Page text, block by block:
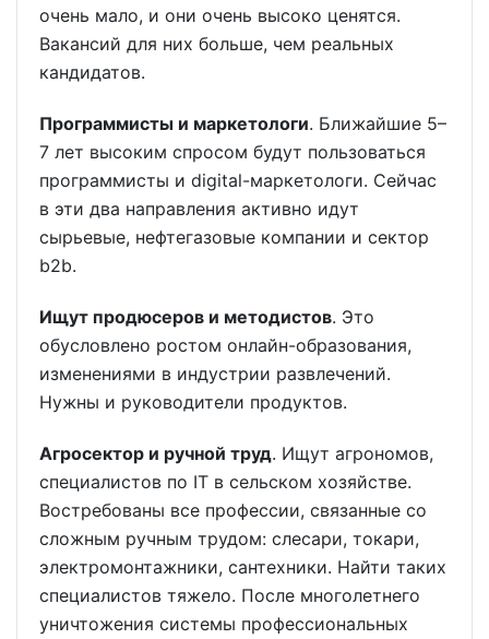
очень мало, и они очень высоко ценятся.
Вакансий для них больше, чем реальных
кандидатов.
Программисты и маркетологи. Ближайшие 5–
7 лет высоким спросом будут пользоваться
программисты и digital-маркетологи. Сейчас
в эти два направления активно идут
сырьевые, нефтегазовые компании и сектор
b2b.
Ищут продюсеров и методистов. Это
обусловлено ростом онлайн-образования,
изменениями в индустрии развлечений.
Нужны и руководители продуктов.
Агросектор и ручной труд. Ищут агрономов,
специалистов по IT в сельском хозяйстве.
Востребованы все профессии, связанные со
сложным ручным трудом: слесари, токари,
электромонтажники, сантехники. Найти таких
специалистов тяжело. После многолетнего
уничтожения системы профессиональных